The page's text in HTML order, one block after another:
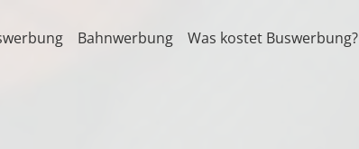
Bahnwerbung Was kostet Buswerbung?